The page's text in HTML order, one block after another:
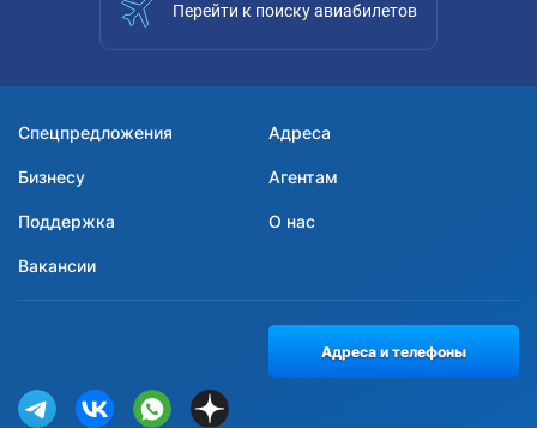
Перейти к поиску авиабилетов
Спецпредложения Адреса
Бизнесу Агентам
Поддержка О нас
Вакансии
Адреса и телефоны